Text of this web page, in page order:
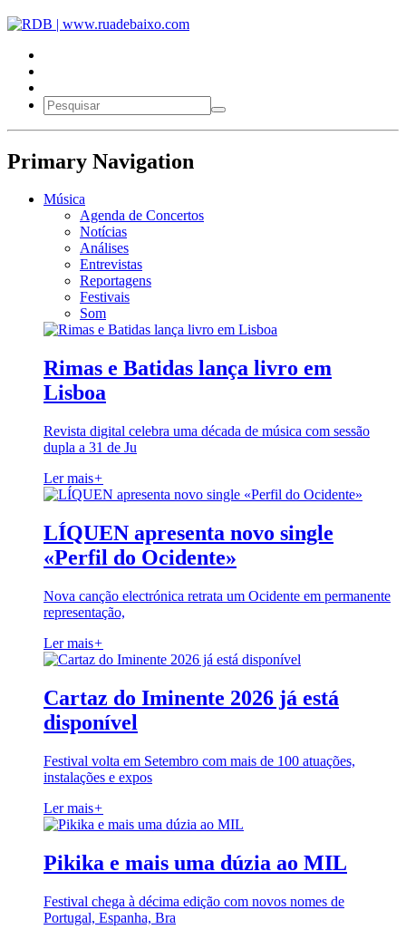
Primary Navigation
Música
Agenda de Concertos
Notícias
Análises
Entrevistas
Reportagens
Festivais
Som
Rimas e Batidas lança livro em
Lisboa
Revista digital celebra uma década de música com sessão
dupla a 31 de Ju
Ler mais+
LÍQUEN apresenta novo single
«Perfil do Ocidente»
Nova canção electrónica retrata um Ocidente em permanente
representação,
Ler mais+
Cartaz do Iminente 2026 já está
disponível
Festival volta em Setembro com mais de 100 atuações,
instalações e expos
Ler mais+
Pikika e mais uma dúzia ao MIL
Festival chega à décima edição com novos nomes de
Portugal, Espanha, Bra